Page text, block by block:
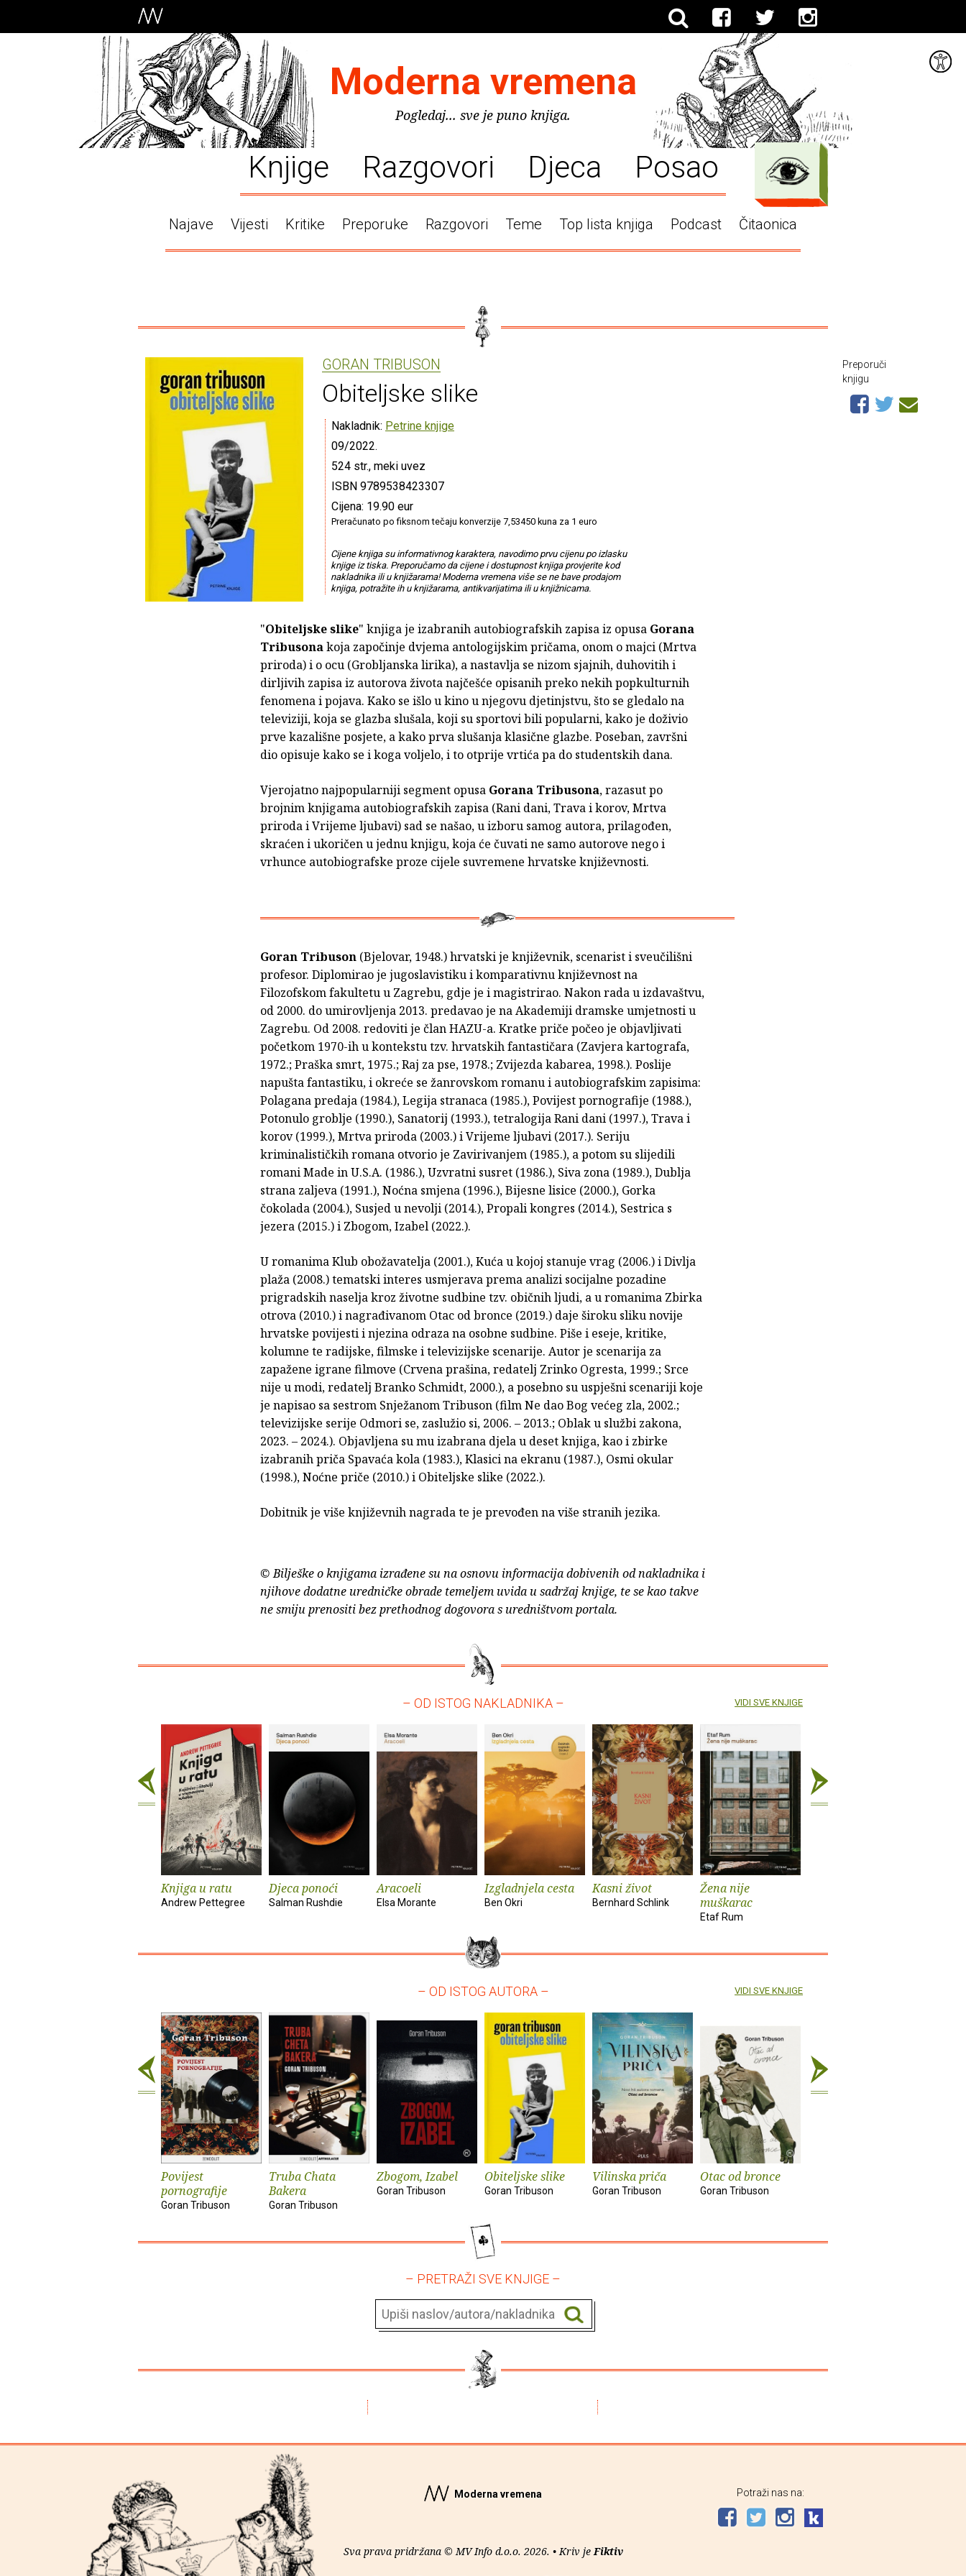
Moderna vremena
Pogledaj... sve je puno knjiga.
Knjige Razgovori Djeca Posao
Najave Vijesti Kritike Preporuke Razgovori Teme Top lista knjiga Podcast Čitaonica
GORAN TRIBUSON
Obiteljske slike
Nakladnik: Petrine knjige
09/2022.
524 str., meki uvez
ISBN 9789538423307
Cijena: 19.90 eur
Preračunato po fiksnom tečaju konverzije 7,53450 kuna za 1 euro
Cijene knjiga su informativnog karaktera, navodimo prvu cijenu po izlasku
knjige iz tiska. Preporučamo da cijene i dostupnost knjiga provjerite kod
nakladnika ili u knjižarama! Moderna vremena više se ne bave prodajom
knjiga, potražite ih u knjižarama, antikvarijatima ili u knjižnicama.
"Obiteljske slike" knjiga je izabranih autobiografskih zapisa iz opusa Gorana
Tribusonakoja započinje dvjema antologijskim pričama, onom o majci (Mrtva
priroda) i o ocu (Grobljanska lirika), a nastavlja se nizom sjajnih, duhovitih i
dirljivih zapisa iz autorova života najčešće opisanih preko nekih popkulturnih
fenomena i pojava. Kako se išlo u kino u njegovu djetinjstvu, što se gledalo na
televiziji, koja se glazba slušala, koji su sportovi bili popularni, kako je doživio
prve kazališne posjete, a kako prva slušanja klasične glazbe. Poseban, završni
dio opisuje kako se i koga voljelo, i to otprije vrtića pa do studentskih dana.
Vjerojatno najpopularniji segment opusa Gorana Tribusona, razasut po
brojnim knjigama autobiografskih zapisa (Rani dani, Trava i korov, Mrtva
priroda i Vrijeme ljubavi) sad se našao, u izboru samog autora, prilagođen,
skraćen i ukoričen u jednu knjigu, koja će čuvati ne samo autorove nego i
vrhunce autobiografske proze cijele suvremene hrvatske književnosti.
Goran Tribuson (Bjelovar, 1948.) hrvatski je književnik, scenarist i sveučilišni
profesor. Diplomirao je jugoslavistiku i komparativnu književnost na
Filozofskom fakultetu u Zagrebu, gdje je i magistrirao. Nakon rada u izdavaštvu,
od 2000. do umirovljenja 2013. predavao je na Akademiji dramske umjetnosti u
Zagrebu. Od 2008. redoviti je član HAZU-a. Kratke priče počeo je objavljivati
početkom 1970-ih u kontekstu tzv. hrvatskih fantastičara (Zavjera kartografa,
1972.; Praška smrt, 1975.; Raj za pse, 1978.; Zvijezda kabarea, 1998.). Poslije
napušta fantastiku, i okreće se žanrovskom romanu i autobiografskim zapisima:
Polagana predaja (1984.), Legija stranaca (1985.), Povijest pornografije (1988.),
Potonulo groblje (1990.), Sanatorij (1993.), tetralogija Rani dani (1997.), Trava i
korov (1999.), Mrtva priroda (2003.) i Vrijeme ljubavi (2017.). Seriju
kriminalističkih romana otvorio je Zavirivanjem (1985.), a potom su slijedili
romani Made in U.S.A. (1986.), Uzvratni susret (1986.), Siva zona (1989.), Dublja
strana zaljeva (1991.), Noćna smjena (1996.), Bijesne lisice (2000.), Gorka
čokolada (2004.), Susjed u nevolji (2014.), Propali kongres (2014.), Sestrica s
jezera (2015.) i Zbogom, Izabel (2022.).
U romanima Klub obožavatelja (2001.), Kuća u kojoj stanuje vrag (2006.) i Divlja
plaža (2008.) tematski interes usmjerava prema analizi socijalne pozadine
prigradskih naselja kroz životne sudbine tzv. običnih ljudi, a u romanima Zbirka
otrova (2010.) i nagrađivanom Otac od bronce (2019.) daje široku sliku novije
hrvatske povijesti i njezina odraza na osobne sudbine. Piše i eseje, kritike,
kolumne te radijske, filmske i televizijske scenarije. Autor je scenarija za
zapažene igrane filmove (Crvena prašina, redatelj Zrinko Ogresta, 1999.; Srce
nije u modi, redatelj Branko Schmidt, 2000.), a posebno su uspješni scenariji koje
je napisao sa sestrom Snježanom Tribuson (film Ne dao Bog većeg zla, 2002.;
televizijske serije Odmori se, zaslužio si, 2006. – 2013.; Oblak u službi zakona,
2023. – 2024.). Objavljena su mu izabrana djela u deset knjiga, kao i zbirke
izabranih priča Spavaća kola (1983.), Klasici na ekranu (1987.), Osmi okular
(1998.), Noćne priče (2010.) i Obiteljske slike (2022.).
Dobitnik je više književnih nagrada te je prevođen na više stranih jezika.
© Bilješke o knjigama izrađene su na osnovu informacija dobivenih od nakladnika i
njihove dodatne uredničke obrade temeljem uvida u sadržaj knjige, te se kao takve
ne smiju prenositi bez prethodnog dogovora s uredništvom portala.
Preporuči
knjigu
– OD ISTOG NAKLADNIKA –
Knjiga u ratu
Andrew Pettegree
Djeca ponoći
Salman Rushdie
Aracoeli
Elsa Morante
Izgladnjela cesta
Ben Okri
Kasni život
Bernhard Schlink
Žena nije
muškarac
Etaf Rum
VIDI SVE KNJIGE
– OD ISTOG AUTORA –
Povijest
pornografije
Goran Tribuson
Truba Chata
Bakera
Goran Tribuson
Zbogom, Izabel
Goran Tribuson
Obiteljske slike
Goran Tribuson
Vilinska priča
Goran Tribuson
Otac od bronce
Goran Tribuson
VIDI SVE KNJIGE
– PRETRAŽI SVE KNJIGE –
Moderna vremena
Sva prava pridržana © MV Info d.o.o. 2026. • Kriv je Fiktiv
Potraži nas na: